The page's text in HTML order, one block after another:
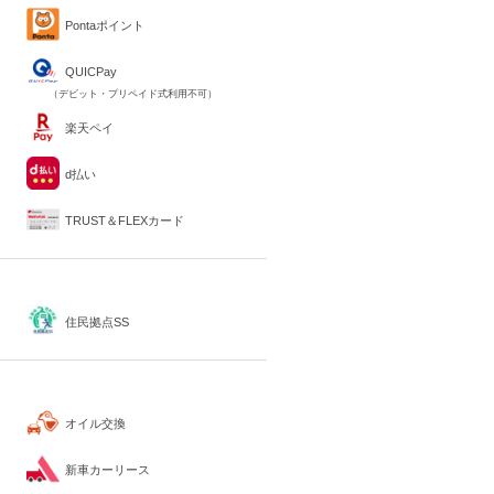
Pontaポイント
QUICPay
（デビット・プリペイド式利用不可）
楽天ペイ
d払い
TRUST＆FLEXカード
住民拠点SS
オイル交換
新車カーリース